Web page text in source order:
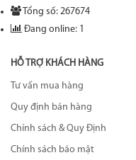
Tổng số: 267674
Đang online: 1
HỖ TRỢ KHÁCH HÀNG
Tư vấn mua hàng
Quy định bán hàng
Chính sách & Quy Định
Chính sách bảo mật